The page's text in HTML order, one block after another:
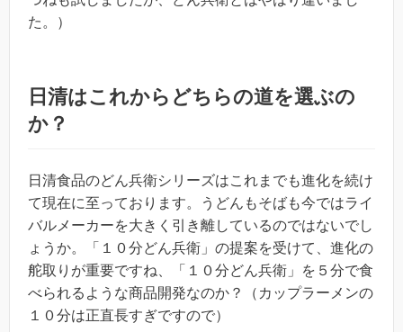
た。）
日清はこれからどちらの道を選ぶの
か？
日清食品のどん兵衛シリーズはこれまでも進化を続け
て現在に至っております。うどんもそばも今ではライ
バルメーカーを大きく引き離しているのではないでし
ょうか。「１０分どん兵衛」の提案を受けて、進化の
舵取りが重要ですね、「１０分どん兵衛」を５分で食
べられるような商品開発なのか？（カップラーメンの
１０分は正直長すぎですので）